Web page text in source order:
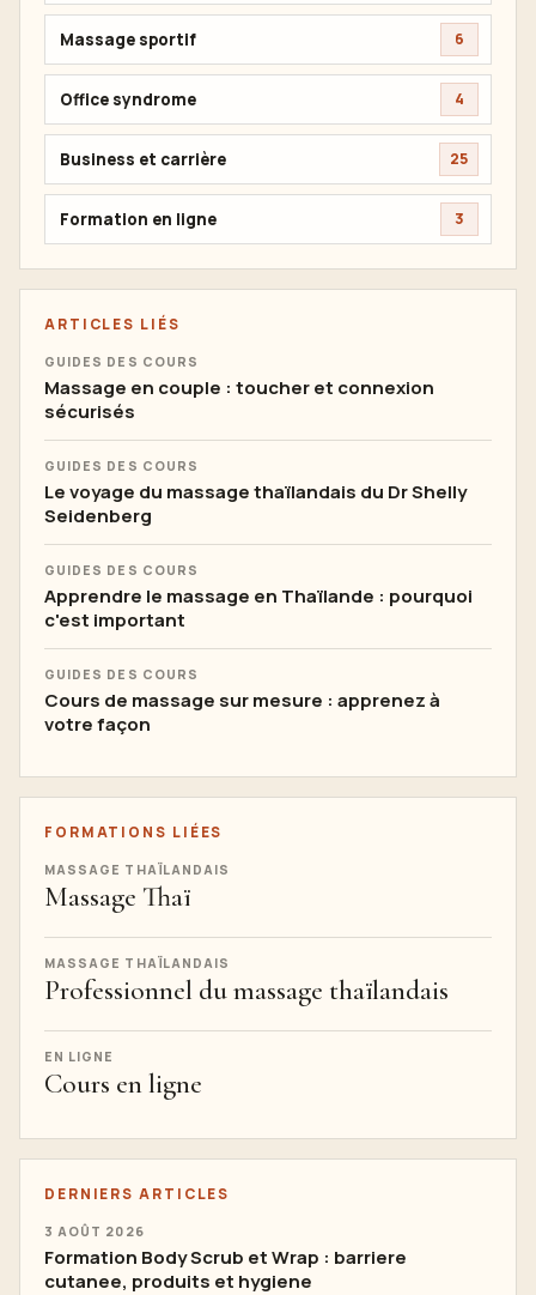
Massage sportif 6
Office syndrome 4
Business et carrière 25
Formation en ligne 3
ARTICLES LIÉS
GUIDES DES COURS
Massage en couple : toucher et connexion
sécurisés
GUIDES DES COURS
Le voyage du massage thaïlandais du Dr Shelly
Seidenberg
GUIDES DES COURS
Apprendre le massage en Thaïlande : pourquoi
c'est important
GUIDES DES COURS
Cours de massage sur mesure : apprenez à
votre façon
FORMATIONS LIÉES
MASSAGE THAÏLANDAIS
Massage Thaï
MASSAGE THAÏLANDAIS
Professionnel du massage thaïlandais
EN LIGNE
Cours en ligne
DERNIERS ARTICLES
3 AOÛT 2026
Formation Body Scrub et Wrap : barriere
cutanee, produits et hygiene